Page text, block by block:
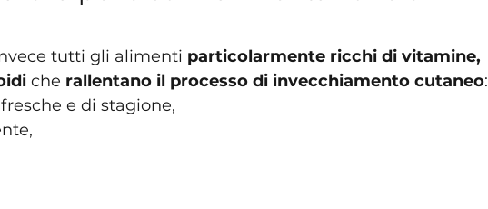
tutti gli alimenti particolarmente ricchi di vitamine,
che rallentano il processo di invecchiamento cutaneo:
e di stagione,